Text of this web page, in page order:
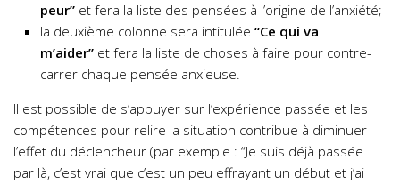
peur” et fera la liste des pensées à l’origine de l’anxiété;
la deuxième colonne sera intitulée “Ce qui va
m’aider” et fera la liste de choses à faire pour contre-
carrer chaque pensée anxieuse.
Il est possible de s’appuyer sur l’expérience passée et les
compétences pour relire la situation contribue à diminuer
l’effet du déclencheur (par exemple : “Je suis déjà passée
par là, c’est vrai que c’est un peu effrayant un début et j’ai